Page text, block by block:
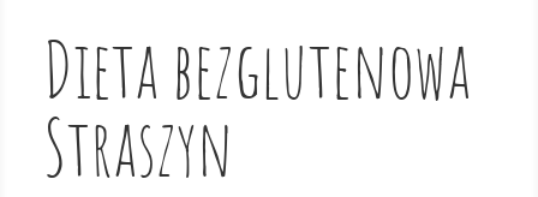
Dieta bezglutenowa
Straszyn